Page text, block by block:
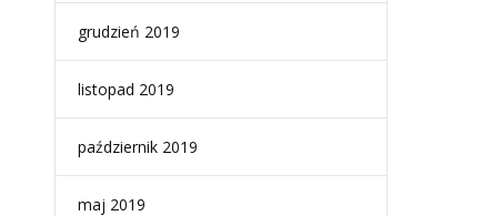
grudzień 2019
listopad 2019
październik 2019
maj 2019